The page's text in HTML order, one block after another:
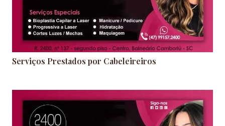
Serviços Prestados por Cabeleireiros